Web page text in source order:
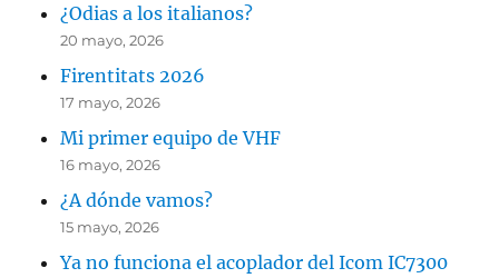
¿Odias a los italianos?
20 mayo, 2026
Firentitats 2026
17 mayo, 2026
Mi primer equipo de VHF
16 mayo, 2026
¿A dónde vamos?
15 mayo, 2026
Ya no funciona el acoplador del Icom IC7300